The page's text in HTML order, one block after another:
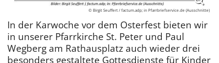
© Birgit Seuffert / factum.adp; in Pfarrbriefservice.de (Ausschnitte)
In der Karwoche vor dem Osterfest bieten wir
in unserer Pfarrkirche St. Peter und Paul
Wegberg am Rathausplatz auch wieder drei
besonders gestaltete Gottesdienste für Kinder